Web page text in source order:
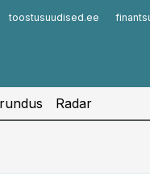
toostusuudised.ee
Radar